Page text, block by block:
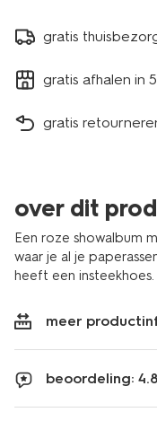
gratis
gratis afhalen in
gratis
over dit
Een roze showalbum
waar je al je
heeft een insteekhoes.
meer
beoordeling: